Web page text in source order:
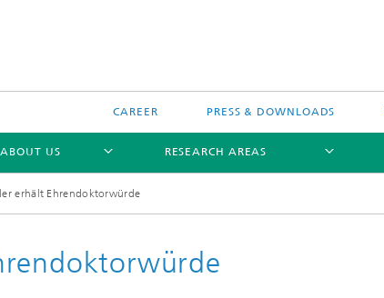
CAREER PRESS & DOWNLOADS
ABOUT US RESEARCH AREAS
erhält Ehrendoktorwürde